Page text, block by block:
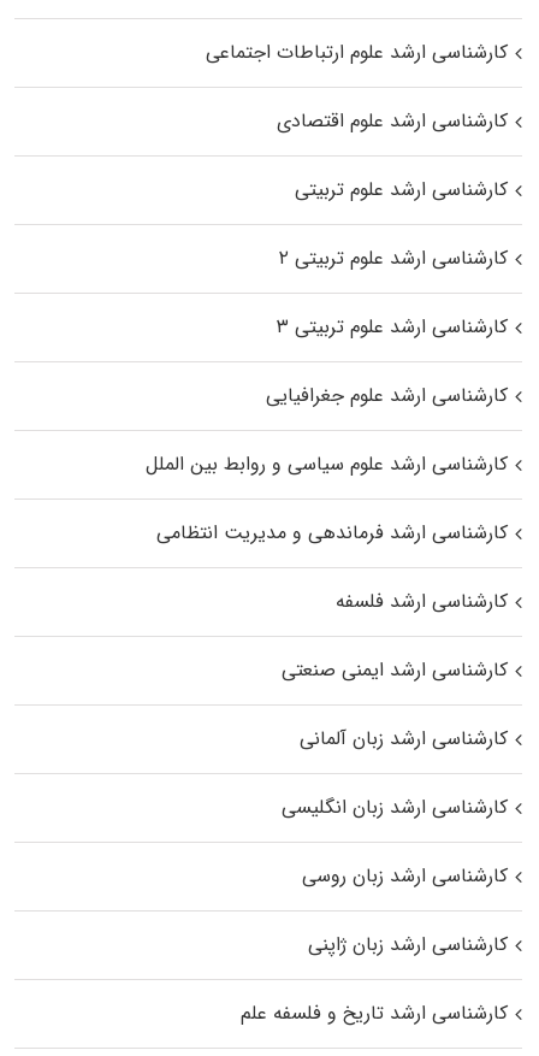
کارشناسی ارشد علوم ارتباطات اجتماعی
کارشناسی ارشد علوم اقتصادی
کارشناسی ارشد علوم تربیتی
کارشناسی ارشد علوم تربیتی ۲
کارشناسی ارشد علوم تربیتی ۳
کارشناسی ارشد علوم جغرافیایی
کارشناسی ارشد علوم سیاسی و روابط بین الملل
کارشناسی ارشد فرماندهی و مدیریت انتظامی
کارشناسی ارشد فلسفه
کارشناسی ارشد ایمنی صنعتی
کارشناسی ارشد زبان آلمانی
کارشناسی ارشد زبان انگلیسی
کارشناسی ارشد زبان روسی
کارشناسی ارشد زبان ژاپنی
کارشناسی ارشد تاریخ و فلسفه علم